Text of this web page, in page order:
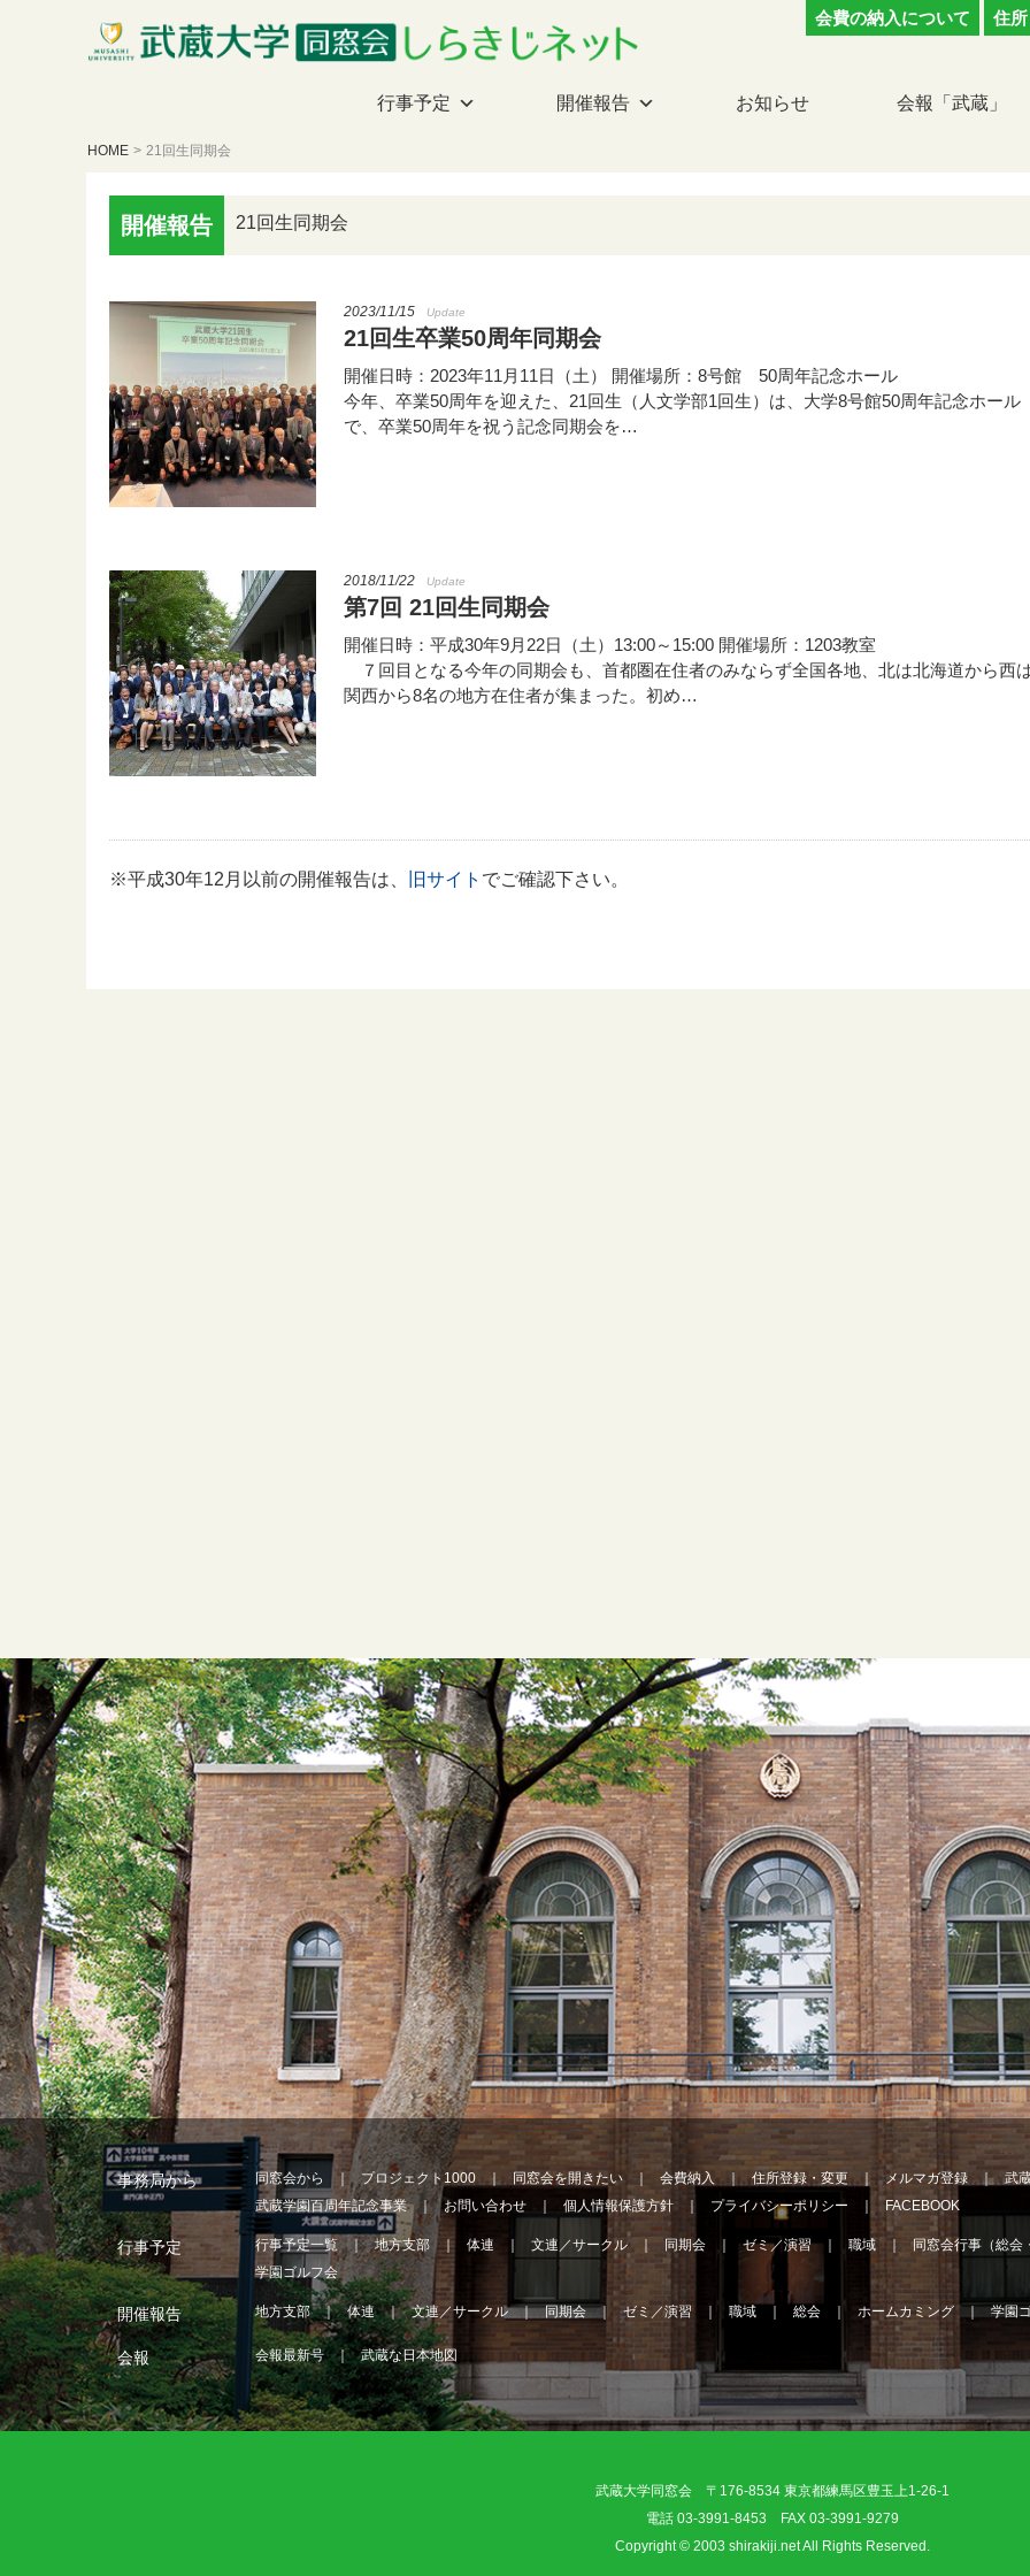
会費の納入について 住
行事予定 開催報告 お知らせ 会報「武蔵」
HOME > 21回生同期会
開催報告 21回生同期会
2023/11/15 Update
21回生卒業50周年同期会
開催日時：2023年11月11日（土） 開催場所：8号館 50周年記念ホール
今年、卒業50周年を迎えた、21回生（人文学部1回生）は、大学8号館50周年記念ホール
で、卒業50周年を祝う記念同期会を…
2018/11/22 Update
第7回 21回生同期会
開催日時：平成30年9月22日（土）13:00～15:00 開催場所：1203教室
７回目となる今年の同期会も、首都圏在住者のみならず全国各地、北は北海道から西
関西から8名の地方在住者が集まった。初め…
※平成30年12月以前の開催報告は、 旧サイト でご確認下さい。
事務局から 同窓会から プロジェクト1000 同窓会を開きたい 会費納入 住所登録・変更 メルマガ登録
武
武蔵学園百周年記念事業
お問い合わせ 個人情報保護方針 プライバシーポリシー FACEBOOK
行事予定 行事予定一覧 地方支部 体連 文連／サークル 同期会 ゼミ／演習 職域
同窓会行事（総会
学園ゴルフ会
開催報告 地方支部 体連 文連／サークル 同期会 ゼミ／演習 職域 総会 ホームカミング 学園
会報 会報最新号 武蔵な日本地図
武蔵大学同窓会 〒176-8534 東京都練馬区豊玉上1-26-1
電話 03-3991-8453 FAX 03-3991-9279
Copyright © 2003 shirakiji.net All Rights Reserved.